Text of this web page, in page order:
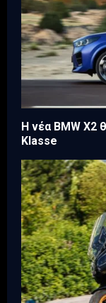
Η νέα BMW X2
Klasse